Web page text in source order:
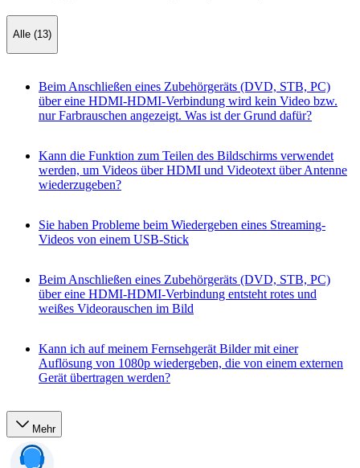
Alle (13)
Beim Anschließen eines Zubehörgeräts (DVD, STB, PC)
über eine HDMI-HDMI-Verbindung wird kein Video bzw.
nur Farbrauschen angezeigt. Was ist der Grund dafür?
Kann die Funktion zum Teilen des Bildschirms verwendet
werden, um Videos über HDMI und Videotext über Antenne
wiederzugeben?
Sie haben Probleme beim Wiedergeben eines Streaming-
Videos von einem USB-Stick
Beim Anschließen eines Zubehörgeräts (DVD, STB, PC)
über eine HDMI-HDMI-Verbindung entsteht rotes und
weißes Videorauschen im Bild
Kann ich auf meinem Fernsehgerät Bilder mit einer
Auflösung von 1080p wiedergeben, die von einem externen
Gerät übertragen werden?
Mehr